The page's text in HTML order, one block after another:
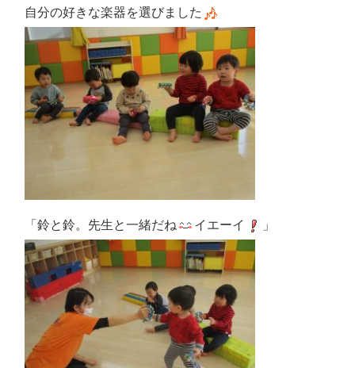
自分の好きな楽器を選びました
「鈴と鈴。先生と一緒だね イエーイ 」